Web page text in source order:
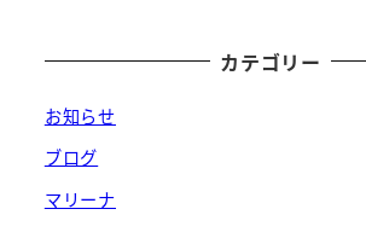
カテゴリー
お知らせ
ブログ
マリーナ